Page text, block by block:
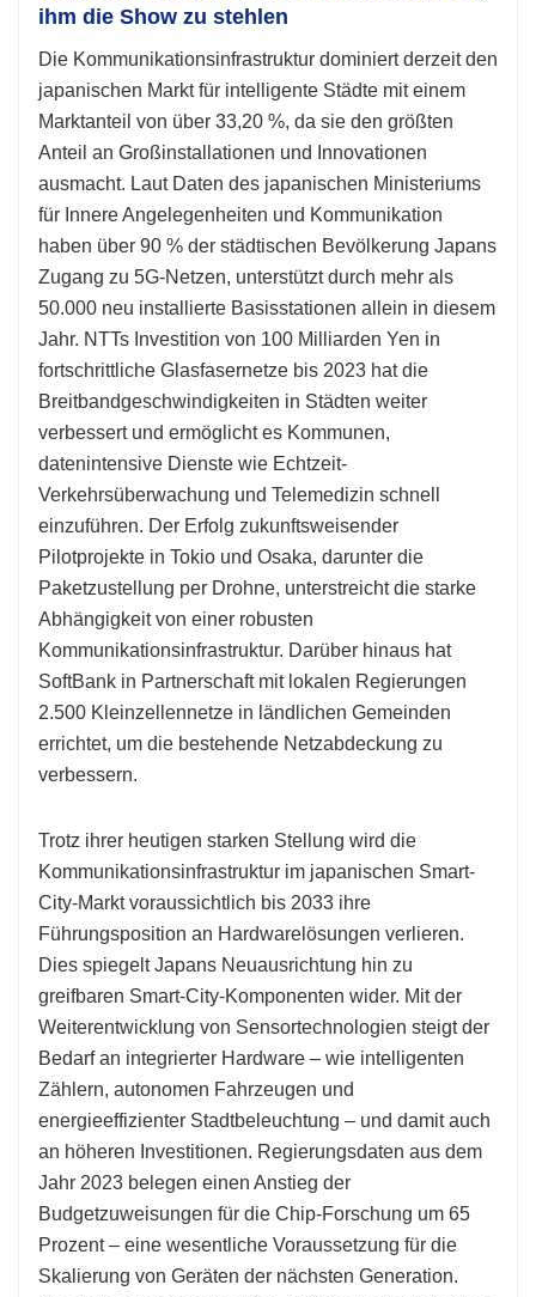
ihm die Show zu stehlen
Die Kommunikationsinfrastruktur dominiert derzeit den
japanischen Markt für intelligente Städte mit einem
Marktanteil von über 33,20 %, da sie den größten
Anteil an Großinstallationen und Innovationen
ausmacht. Laut Daten des japanischen Ministeriums
für Innere Angelegenheiten und Kommunikation
haben über 90 % der städtischen Bevölkerung Japans
Zugang zu 5G-Netzen, unterstützt durch mehr als
50.000 neu installierte Basisstationen allein in diesem
Jahr. NTTs Investition von 100 Milliarden Yen in
fortschrittliche Glasfasernetze bis 2023 hat die
Breitbandgeschwindigkeiten in Städten weiter
verbessert und ermöglicht es Kommunen,
datenintensive Dienste wie Echtzeit-
Verkehrsüberwachung und Telemedizin schnell
einzuführen. Der Erfolg zukunftsweisender
Pilotprojekte in Tokio und Osaka, darunter die
Paketzustellung per Drohne, unterstreicht die starke
Abhängigkeit von einer robusten
Kommunikationsinfrastruktur. Darüber hinaus hat
SoftBank in Partnerschaft mit lokalen Regierungen
2.500 Kleinzellennetze in ländlichen Gemeinden
errichtet, um die bestehende Netzabdeckung zu
verbessern.
Trotz ihrer heutigen starken Stellung wird die
Kommunikationsinfrastruktur im japanischen Smart-
City-Markt voraussichtlich bis 2033 ihre
Führungsposition an Hardwarelösungen verlieren.
Dies spiegelt Japans Neuausrichtung hin zu
greifbaren Smart-City-Komponenten wider. Mit der
Weiterentwicklung von Sensortechnologien steigt der
Bedarf an integrierter Hardware – wie intelligenten
Zählern, autonomen Fahrzeugen und
energieeffizienter Stadtbeleuchtung – und damit auch
an höheren Investitionen. Regierungsdaten aus dem
Jahr 2023 belegen einen Anstieg der
Budgetzuweisungen für die Chip-Forschung um 65
Prozent – ​​eine wesentliche Voraussetzung für die
Skalierung von Geräten der nächsten Generation.